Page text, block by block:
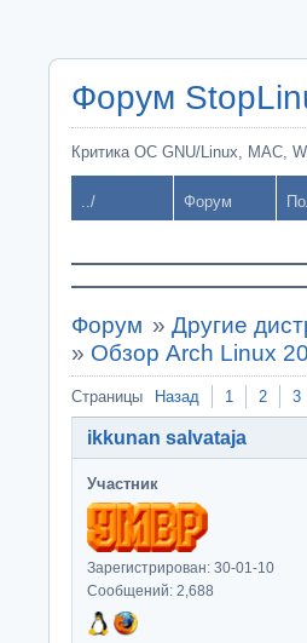
Форум
Критика ОС GNU/Linux, MAC,
../ Форум
Форум » Другие
» Обзор Arch Linux
Страницы Назад 1 2 3
ikkunan salvataja
Участник
Зарегистрирован: 30-01-10
Сообщений: 2,688